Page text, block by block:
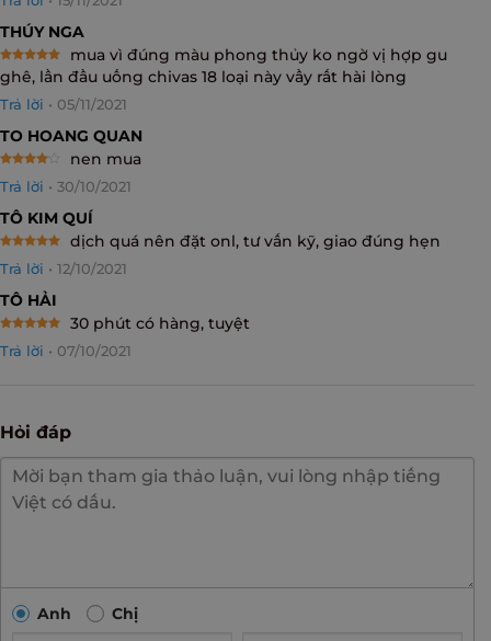
THÚY NGA
Rated
5
out of 5
mua vì đúng màu phong thủy ko ngờ vị hợp gu
ghê, lần đầu uống chivas 18 loại này vầy rất hài lòng
Trả lời • 05/11/2021
TO HOANG QUAN
out of 5
nen mua
Trả lời • 30/10/2021
TÔ KIM QUÍ
out of 5
dịch quá nên đặt onl, tư vấn kỹ, giao đúng hẹn
Trả lời • 12/10/2021
TÔ HẢI
out of 5
30 phút có hàng, tuyệt
Trả lời • 07/10/2021
Hỏi đáp
Anh Chị